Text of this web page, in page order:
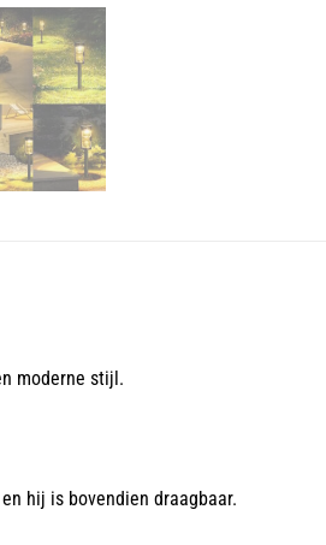
moderne stijl.
hij is bovendien draagbaar.